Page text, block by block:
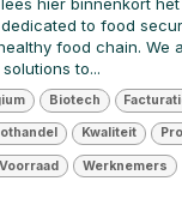
hier binnenkort
to food
food chain. We
to...
Biotech
Kwaliteit
Voorraad Werknemers